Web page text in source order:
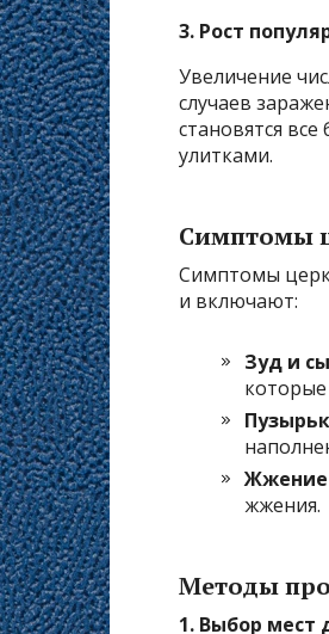
3. Рост
Увеличение
случаев
становятся
улитками.
Симптомы
Симптомы
и включают:
Зуд и
Жжение
жжения.
Методы
1. Выбор мест